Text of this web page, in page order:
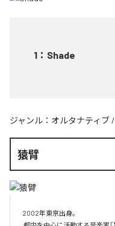
1 ： Shade
ジャンル： オルタナティブ /
猿臂
2002年東京出身。